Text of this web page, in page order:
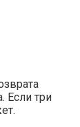
Если три